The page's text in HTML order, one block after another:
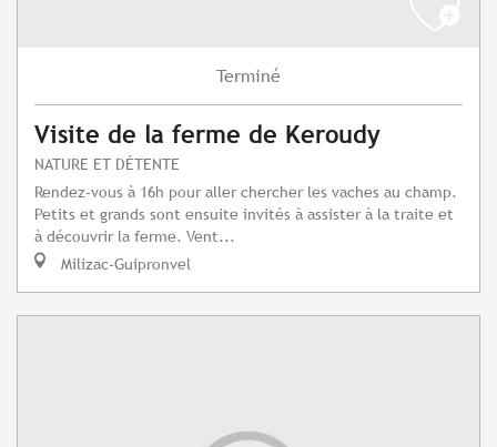
Terminé
Visite de la ferme de Keroudy
NATURE ET DÉTENTE
Rendez-vous à 16h pour aller chercher les vaches au champ.
Petits et grands sont ensuite invités à assister à la traite et
à découvrir la ferme. Vent...
Milizac-Guipronvel